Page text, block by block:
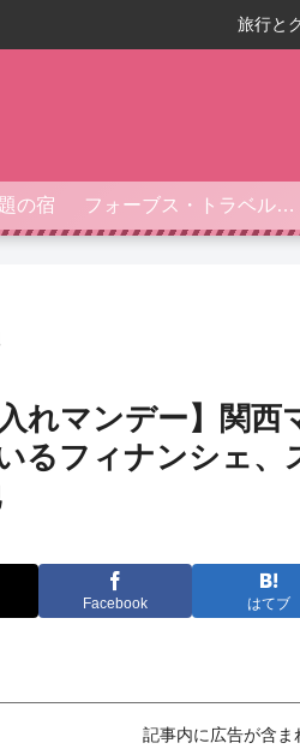
旅行と
の宿 フォーブス・トラベルガイド
れマンデー】関
るフィナンシェ
Facebook はてブ
記事内に広告が含ま